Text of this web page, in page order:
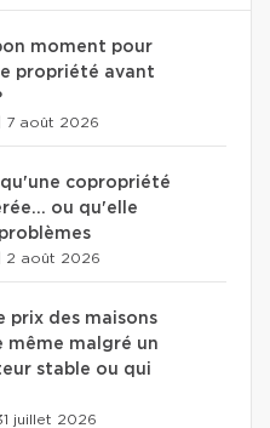
moment pour
propriété avant
7 août 2026
qu'une copropriété
ou qu'elle
2 août 2026
prix des maisons
même malgré un
stable ou qui
juillet 2026